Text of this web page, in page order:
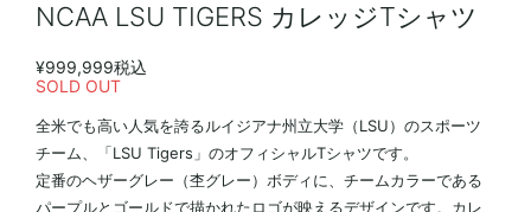
NCAA LSU TIGERS カレッジTシャツ
¥999,999税込
SOLD OUT
全米でも高い人気を誇るルイジアナ州立大学（LSU）のスポーツ
チーム、「LSU Tigers」のオフィシャルTシャツです。
定番のヘザーグレー（杢グレー）ボディに、チームカラーである
パープルとゴールドで描かれたロゴが映えるデザインです。カレ